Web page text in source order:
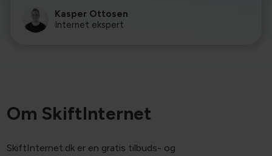
Kasper Ottosen
Internet ekspert
Om SkiftInternet
SkiftInternet.dk er en gratis tilbuds- og